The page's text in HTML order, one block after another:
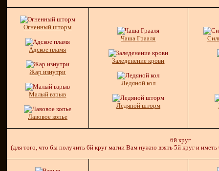
Огненный шторм
Адское пламя
Жар изнутри
Малый взрыв
Лавовое копье
Чаша Грааля
Заледенение крови
Ледяной кол
Ледяной шторм
6й круг
(для того, что бы получить 6й круг магии Вам нужно взять 5й круг и